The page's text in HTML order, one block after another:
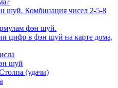
шуй. Комбинация чисел 2-5-8
фэн шуй.
цифр в фэн шуй на карте дома,
шуй
(удачи)